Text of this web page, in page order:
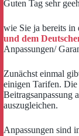
Guten Tag sehr
wie Sie ja bereits
und dem
Anpassungen/
Zunächst einmal
einigen Tarifen.
Beitragsanpassung
auszugleichen.
Anpassungen sind